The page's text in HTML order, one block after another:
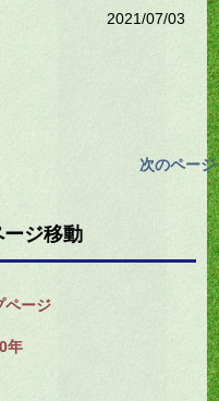
2021/07/03
次のページ
ジ移動
ページ
年